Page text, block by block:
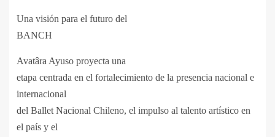
Una visión para el futuro del
BANCH
Avatâra Ayuso proyecta una
etapa centrada en el fortalecimiento de la presencia nacional e
internacional
del Ballet Nacional Chileno, el impulso al talento artístico en
el país y el